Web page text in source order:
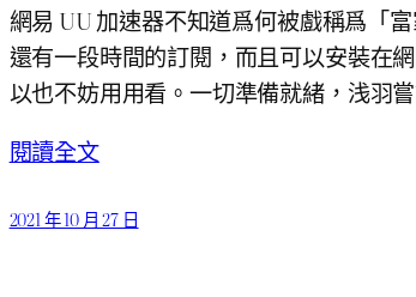
網易 UU 加速器不知道爲何被戲稱爲「
還有一段時間的訂閱，而且可以安裝在
以也不妨用用看。一切準備就緒，浅羽
閱讀全文
2021 年 10 月 27 日